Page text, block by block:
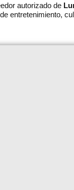
autorizado de
entretenimiento,